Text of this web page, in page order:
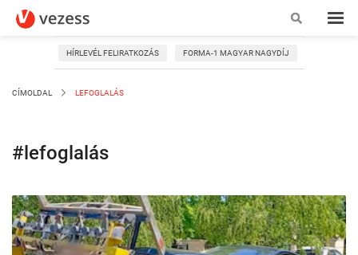
HÍRLEVÉL FELIRATKOZÁS FORMA-1 MAGYAR NAGYDÍJ
CÍMOLDAL LEFOGLALÁS
#lefoglalás